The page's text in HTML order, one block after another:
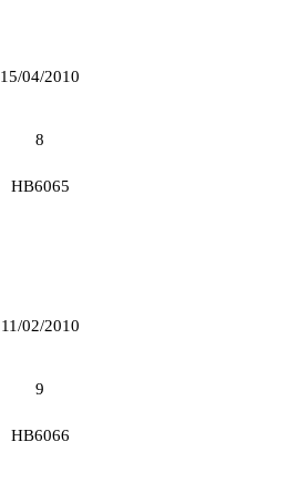
15/04/2010
8
HB6065
11/02/2010
9
HB6066